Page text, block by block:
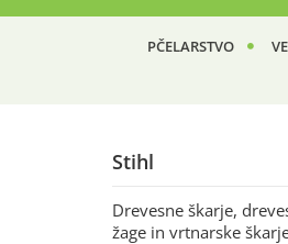
PČELARSTVO
Stihl
Drevesne škarje,
žage in vrtnarske